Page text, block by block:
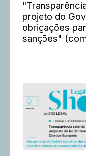
projeto do
obrigações
sanções"